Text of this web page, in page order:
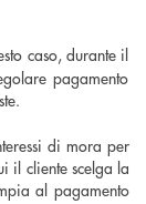
caso, durante il
pagamento
di mora per
il cliente scelga la
al pagamento